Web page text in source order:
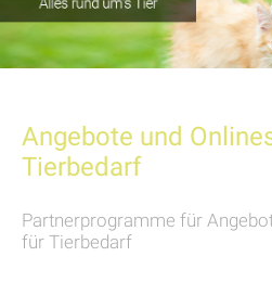
Angebote und
Tierbedarf
Partnerprogramme für
für Tierbedarf